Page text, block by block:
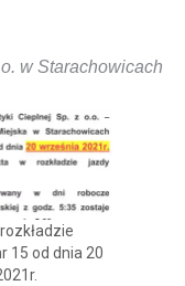
w Starachowicach
15 od dnia 20